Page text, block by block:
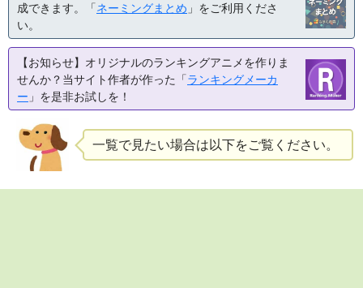
成できます。「ネーミングまとめ 」をご利用くださ
い。
【お知らせ】オリジナルのランキングアニメを作りま
せんか？当サイト作者が作った「ランキングメーカ
ー 」を是非お試しを！
一覧で見たい場合は以下をご覧ください。